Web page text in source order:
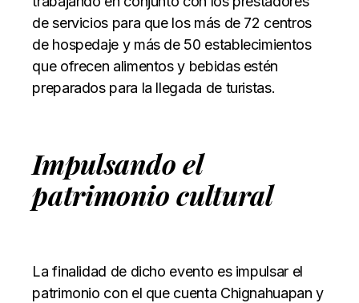
de servicios para que los más de 72 centros
de hospedaje y más de 50 establecimientos
que ofrecen alimentos y bebidas estén
preparados para la llegada de turistas.
Impulsando el
patrimonio cultural
La finalidad de dicho evento es impulsar el
patrimonio con el que cuenta Chignahuapan y